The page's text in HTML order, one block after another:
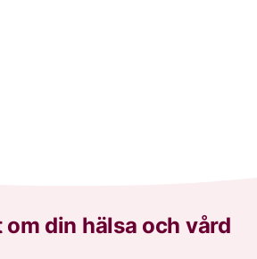
din hälsa och vård